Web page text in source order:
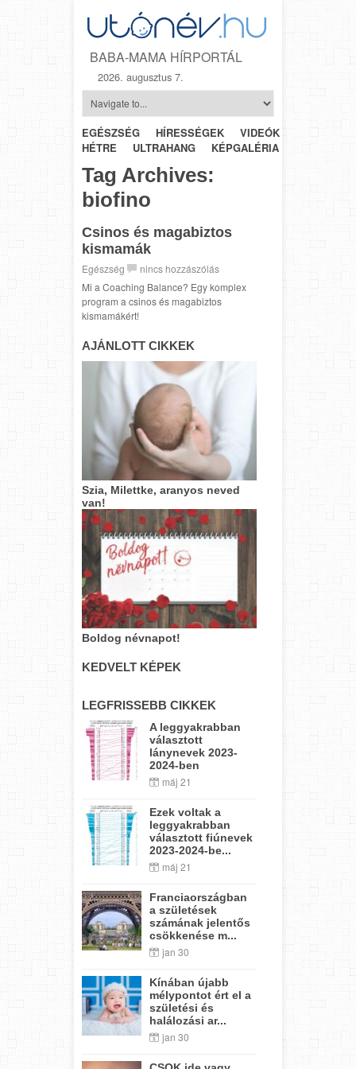
BABA-MAMA HÍRPORTÁL
2026. augusztus 7.
EGÉSZSÉG HÍRESSÉGEK VIDEÓK
HÉTRŐL-
HÉTRE
ULTRAHANG KÉPGALÉRIA
Tag Archives:
biofino
Csinos és magabiztos
kismamák
Egészség
nincs hozzászólás
Mi a Coaching Balance? Egy komplex
program a csinos és magabiztos
kismamákért!
AJÁNLOTT CIKKEK
Szia, Milettke, aranyos neved
van!
Boldog névnapot!
KEDVELT KÉPEK
LEGFRISSEBB CIKKEK
A leggyakrabban
választott
lánynevek 2023-
2024-ben
máj 21
Ezek voltak a
leggyakrabban
választott fiúnevek
2023-2024-be...
máj 21
Franciaországban
a születések
számának jelentős
csökkenése m...
jan 30
Kínában újabb
mélypontot ért el a
születési és
halálozási ar...
jan 30